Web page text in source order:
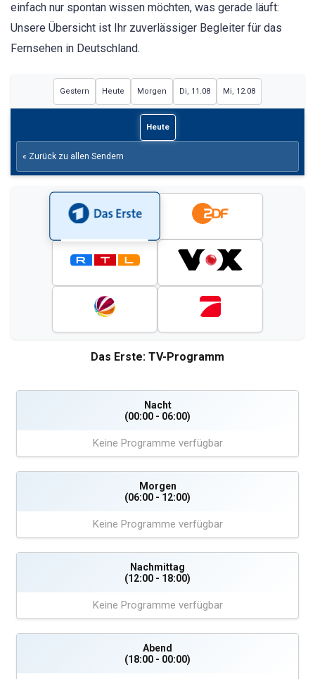
einfach nur spontan wissen möchten, was gerade läuft:
Unsere Übersicht ist Ihr zuverlässiger Begleiter für das
Fernsehen in Deutschland.
Gestern Heute Morgen Di, 11.08 Mi, 12.08
Heute
« Zurück zu allen Sendern
Das Erste: TV-Programm
Nacht
(00:00 - 06:00)
Keine Programme verfügbar
Morgen
(06:00 - 12:00)
Keine Programme verfügbar
Nachmittag
(12:00 - 18:00)
Keine Programme verfügbar
Abend
(18:00 - 00:00)